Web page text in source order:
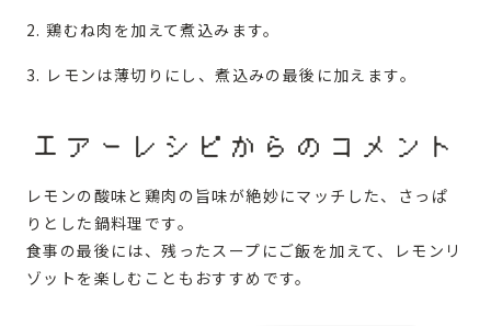
鶏むね肉を加えて煮込みます。
レモンは薄切りにし、煮込みの最後に加えます。
エアーレシピからのコメント
レモンの酸味と鶏肉の旨味が絶妙にマッチした、さっぱ
りとした鍋料理です。
食事の最後には、残ったスープにご飯を加えて、レモンリ
ゾットを楽しむこともおすすめです。